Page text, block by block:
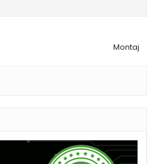
Montaj